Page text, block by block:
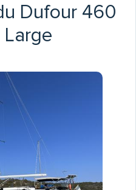
Dufour 460